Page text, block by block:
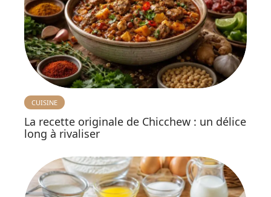
CUISINE
La recette originale de Chicchew : un délice
long à rivaliser